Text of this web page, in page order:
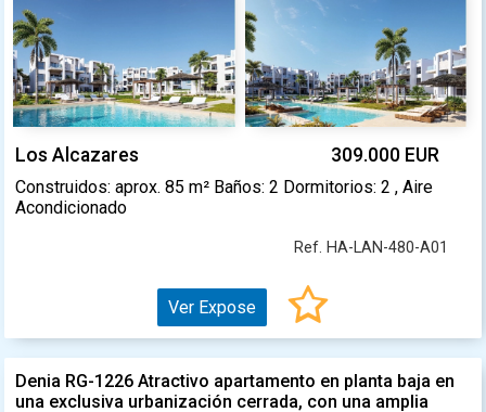
Los Alcazares 309.000 EUR
Construidos: aprox. 85 m² Baños: 2 Dormitorios: 2 , Aire
Acondicionado
Ref. HA-LAN-480-A01
Ver Expose
Denia RG-1226 Atractivo apartamento en planta baja en
una exclusiva urbanización cerrada, con una amplia